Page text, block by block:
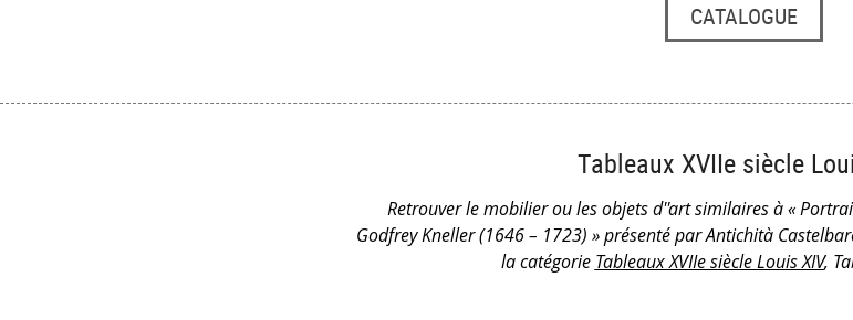
CATALOGUE
Tableaux XVIIe siècle
Retrouver le mobilier ou les objets d''art similaires à «
Godfrey Kneller (1646 – 1723) » présenté par Antichità
la catégorie Tableaux XVIIe siècle Louis XIV,